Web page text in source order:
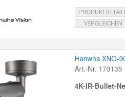
VERGLEICHEN
Hanwha XNO-
Art.-Nr. 170135
4K-IR-Bullet-